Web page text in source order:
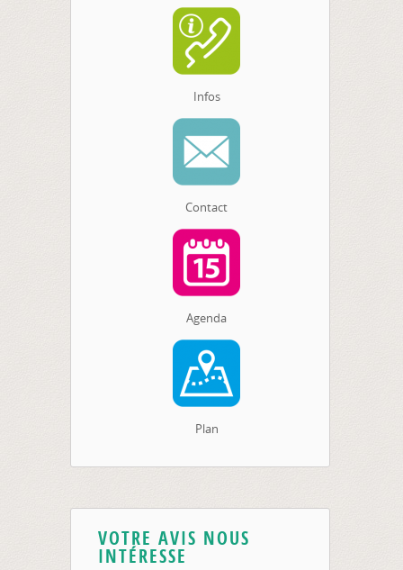
Infos
Contact
Agenda
Plan
VOTRE AVIS NOUS
INTÉRESSE